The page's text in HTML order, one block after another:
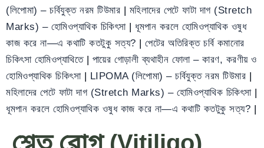
(লিপোমা) – চর্বিযুক্ত নরম টিউমার | মহিলাদের পেটে ফাটা দাগ (Stretch
Marks) – হোমিওপ্যাথিক চিকিৎসা | ধূমপান করলে হোমিওপ্যাথিক ওষুধ
কাজ করে না—এ কথাটি কতটুকু সত্য? | পেটের অতিরিক্ত চর্বি কমানোর
চিকিৎসা হোমিওপ্যাথিতে | পায়ের গোড়ালী ব্যথাহীন ফোলা – কারণ, করণীয় ও
হোমিওপ্যাথিক চিকিৎসা | LIPOMA (লিপোমা) – চর্বিযুক্ত নরম টিউমার |
মহিলাদের পেটে ফাটা দাগ (Stretch Marks) – হোমিওপ্যাথিক চিকিৎসা |
ধূমপান করলে হোমিওপ্যাথিক ওষুধ কাজ করে না—এ কথাটি কতটুকু সত্য? |
শ্বেত রোগ (Vitiligo)